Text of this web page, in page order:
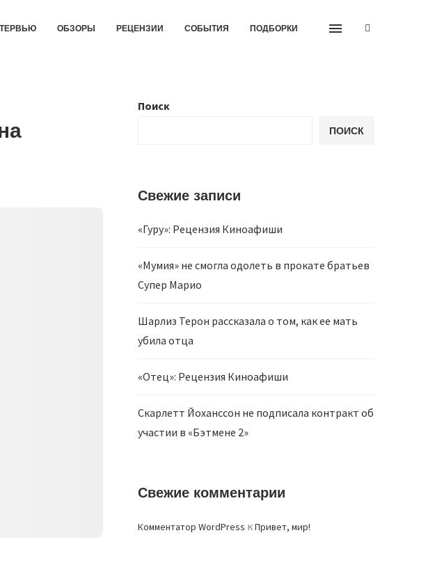
ОБЗОРЫ РЕЦЕНЗИИ СОБЫТИЯ ПОДБОРКИ
Поиск
ПОИСК
Свежие записи
«Гуру»: Рецензия Киноафиши
«Мумия» не смогла одолеть в прокате братьев
Супер Марио
Шарлиз Терон рассказала о том, как ее мать
убила отца
«Отец»: Рецензия Киноафиши
Скарлетт Йоханссон не подписала контракт об
участии в «Бэтмене 2»
Свежие комментарии
Комментатор WordPress кПривет, мир!